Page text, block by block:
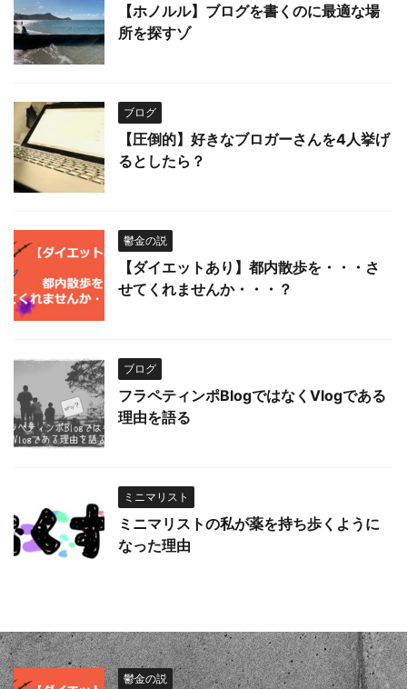
【ホノルル】ブログを書くのに最適な場
所を探すゾ
ブログ
【圧倒的】好きなブロガーさんを4人挙げ
るとしたら？
鬱金の説
【ダイエットあり】都内散歩を・・・さ
せてくれませんか・・・？
ブログ
フラペティンポBlogではなくVlogである
理由を語る
ミニマリスト
ミニマリストの私が薬を持ち歩くように
なった理由
鬱金の説